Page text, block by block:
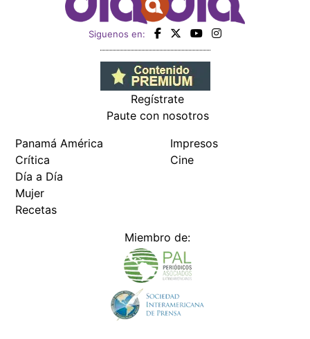
Siguenos en:
Regístrate
Paute con nosotros
Panamá América
Crítica
Día a Día
Mujer
Recetas
Impresos
Cine
Miembro de: